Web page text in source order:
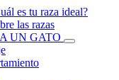
es tu raza ideal?
las razas
UN GATO